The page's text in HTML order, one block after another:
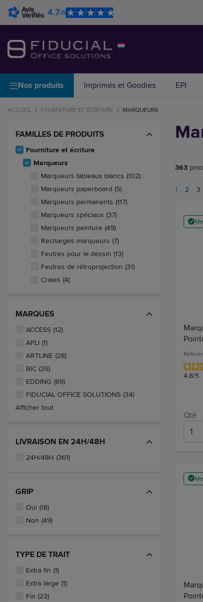
4.7/5
Nos produits Imprimés et Goodies EPI
ACCUEIL / FOURNITURE ET ÉCRITURE / MARQUEURS
FAMILLES DE PRODUITS
Fourniture et écriture
Marqueurs
Marqueurs tableaux blancs (102)
Marqueurs paperboard (5)
Marqueurs permanents (117)
Marqueurs spéciaux (37)
Marqueurs peinture (49)
Recharges marqueurs (7)
Feutres pour le dessin (13)
Feutres de rétroprojection (31)
Craies (4)
MARQUES
ACCESS (12)
APLI (1)
ARTLINE (28)
BIC (26)
EDDING (69)
FIDUCIAL OFFICE SOLUTIONS (34)
Afficher tout
LIVRAISON EN 24H/48H
24H/48H (361)
GRIP
Oui (18)
Non (49)
TYPE DE TRAIT
Extra fin (1)
Extra large (1)
Fin (23)
363
1 2 3
4.8/5
Qté